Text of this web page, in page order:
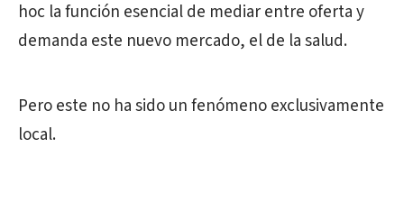
hoc la función esencial de mediar entre oferta y
demanda este nuevo mercado, el de la salud.
Pero este no ha sido un fenómeno exclusivamente
local.